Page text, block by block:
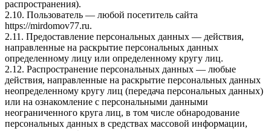
распространения).
2.10. Пользователь — любой посетитель сайта
https://mirdomov77.ru.
2.11. Предоставление персональных данных — действия,
направленные на раскрытие персональных данных
определенному лицу или определенному кругу лиц.
2.12. Распространение персональных данных — любые
действия, направленные на раскрытие персональных данных
неопределенному кругу лиц (передача персональных данных)
или на ознакомление с персональными данными
неограниченного круга лиц, в том числе обнародование
персональных данных в средствах массовой информации,